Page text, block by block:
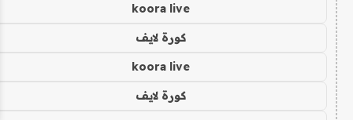
koora live
كورة لايف
koora live
كورة لايف